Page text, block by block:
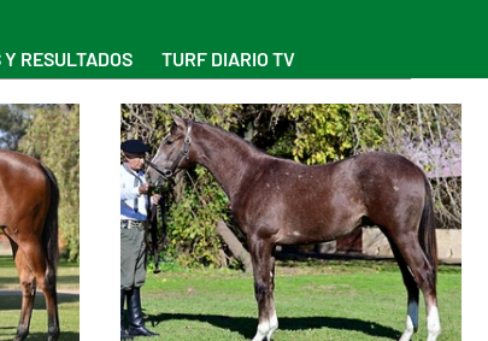
RESULTADOS TURF DIARIO TV